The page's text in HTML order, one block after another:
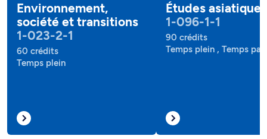
Environnement,
société et transitions
1-023-2-1
60 crédits
Temps plein
Études asiatiques
1-096-1-1
90 crédits
Temps plein , Temps